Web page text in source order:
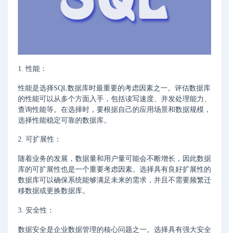
1. 性能：
性能是选择SQL数据库时最重要的考虑因素之一。评估数据库
的性能可以从多个方面入手，包括读写速度、并发处理能力、
查询性能等。在选择时，要根据自己的应用场景和数据规模，
选择性能稳定可靠的数据库。
2. 可扩展性：
随着业务的发展，数据量和用户量可能会不断增长，因此数据
库的可扩展性也是一个重要考虑因素。选择具有良好扩展性的
数据库可以确保系统能够满足未来的需求，并且不需要频繁迁
移数据或更换数据库。
3. 安全性：
数据安全是企业数据管理的核心问题之一。选择具有强大安全